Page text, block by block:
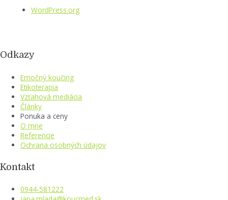
WordPress.org
Odkazy
Emočný koučing
Etikoterapia
Vzťahová mediácia
Články
Ponuka a ceny
O mne
Referencie
Ochrana osobných údajov
Kontakt
0944-581222